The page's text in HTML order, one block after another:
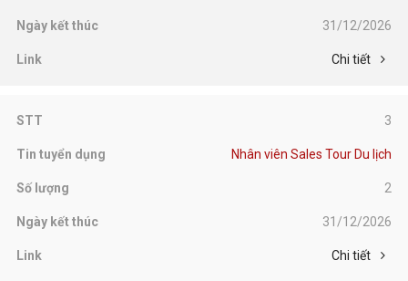
31/12/2026
Chi tiết
3
Nhân viên Sales Tour Du lịch
2
31/12/2026
Chi tiết